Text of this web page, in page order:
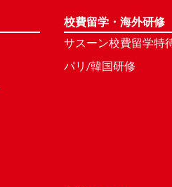
校費留学・海外研修
サスーン校費留学特
パリ/韓国研修